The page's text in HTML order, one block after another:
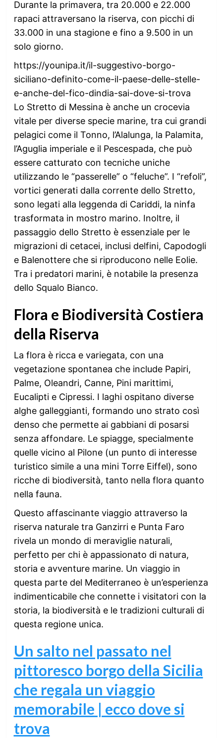
Durante la primavera, tra 20.000 e 22.000
rapaci attraversano la riserva, con picchi di
33.000 in una stagione e fino a 9.500 in un
solo giorno.
https://younipa.it/il-suggestivo-borgo-
siciliano-definito-come-il-paese-delle-stelle-
e-anche-del-fico-dindia-sai-dove-si-trova
Lo Stretto di Messina è anche un crocevia
vitale per diverse specie marine, tra cui grandi
pelagici come il Tonno, l’Alalunga, la Palamita,
l’Aguglia imperiale e il Pescespada, che può
essere catturato con tecniche uniche
utilizzando le “passerelle” o “feluche”. I “refoli”,
vortici generati dalla corrente dello Stretto,
sono legati alla leggenda di Cariddi, la ninfa
trasformata in mostro marino. Inoltre, il
passaggio dello Stretto è essenziale per le
migrazioni di cetacei, inclusi delfini, Capodogli
e Balenottere che si riproducono nelle Eolie.
Tra i predatori marini, è notabile la presenza
dello Squalo Bianco.
Flora e Biodiversità Costiera
della Riserva
La flora è ricca e variegata, con una
vegetazione spontanea che include Papiri,
Palme, Oleandri, Canne, Pini marittimi,
Eucalipti e Cipressi. I laghi ospitano diverse
alghe galleggianti, formando uno strato così
denso che permette ai gabbiani di posarsi
senza affondare. Le spiagge, specialmente
quelle vicino al Pilone (un punto di interesse
turistico simile a una mini Torre Eiffel), sono
ricche di biodiversità, tanto nella flora quanto
nella fauna.
Questo affascinante viaggio attraverso la
riserva naturale tra Ganzirri e Punta Faro
rivela un mondo di meraviglie naturali,
perfetto per chi è appassionato di natura,
storia e avventure marine. Un viaggio in
questa parte del Mediterraneo è un’esperienza
indimenticabile che connette i visitatori con la
storia, la biodiversità e le tradizioni culturali di
questa regione unica.
Un salto nel passato nel
pittoresco borgo della Sicilia
che regala un viaggio
memorabile | ecco dove si
trova